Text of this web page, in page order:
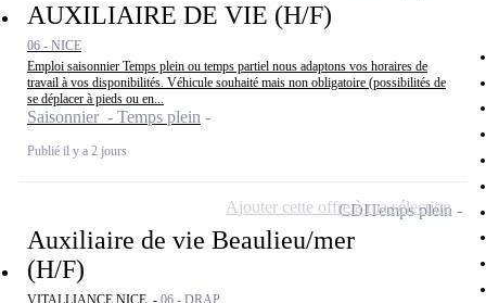
AUXILIAIRE DE VIE (H/F)
06 - NICE
Emploi saisonnier Temps plein ou temps partiel nous adaptons vos horaires de
travail à vos disponibilités. Véhicule souhaité mais non obligatoire (possibilités de
se déplacer à pieds ou en...
Saisonnier - Temps plein
Publié il y a 2 jours
Auxiliaire de vie Beaulieu/mer
(H/F)
CDITemps plein
Ajouter cette offre à ma sélection